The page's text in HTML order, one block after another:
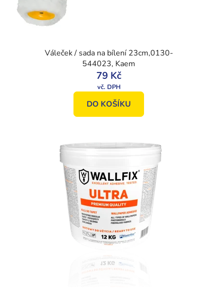
Váleček / sada na bílení 23cm,0130-
544023, Kaem
79 Kč
DO KOŠÍKU